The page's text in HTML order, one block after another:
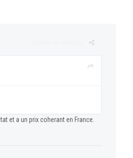
et a un prix coherant en France.